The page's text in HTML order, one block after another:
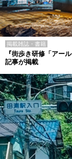
掲載雑誌・書籍
『街歩き研修「アー
記事が掲載